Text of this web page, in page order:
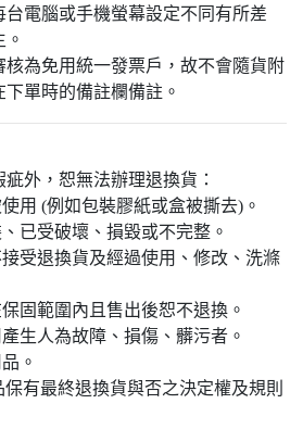
電腦或手機螢幕設定不同有所差
為免用統一發票戶，故不會隨貨附
單時的備註欄備註。
外，恕無法辦理退換貨：
用 (例如包裝膠紙或盒被撕去)。
已受破壞、損毀或不完整。
受退換貨及經過使用、修改、洗滌
固範圍內且售出後恕不退換。
生人為故障、損傷、髒污者。
。
保有最終退換貨與否之決定權及規則